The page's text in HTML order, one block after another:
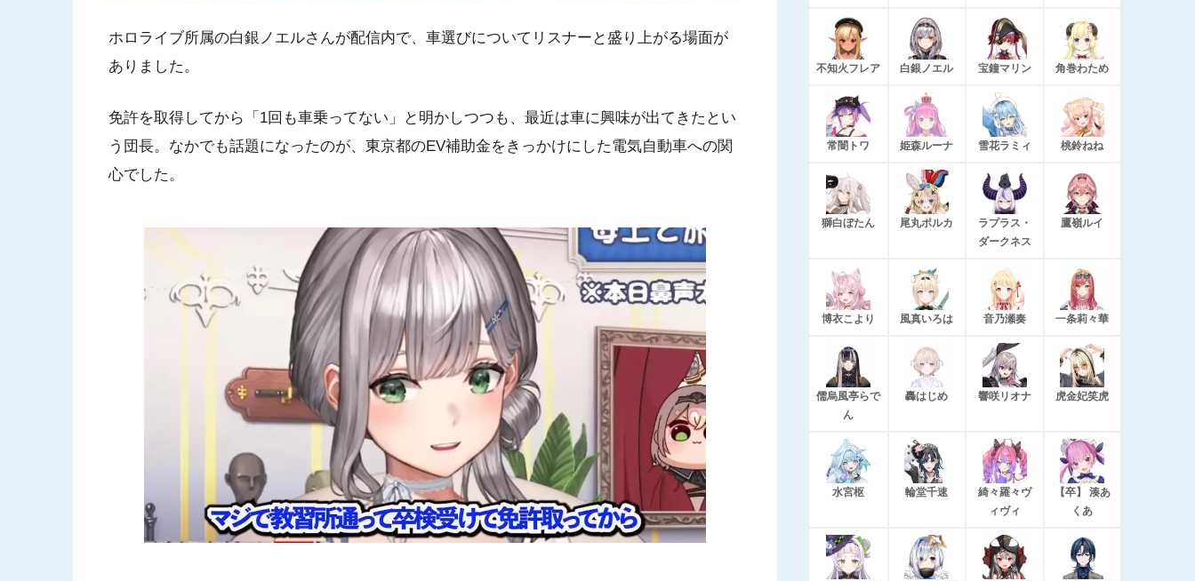
ホロライブ所属の白銀ノエルさんが配信内で、車選びについてリスナーと盛り上がる場面が
ありました。
免許を取得してから「1回も車乗ってない」と明かしつつも、最近は車に興味が出てきたとい
う団長。なかでも話題になったのが、東京都のEV補助金をきっかけにした電気自動車への関
心でした。
不知火フレア 白銀ノエル 宝鐘マリン 角巻わため
常闇トワ 姫森ルーナ 雪花ラミィ 桃鈴ねね
獅白ぼたん 尾丸ポルカ
ラプラス・
ダークネス
鷹嶺ルイ
博衣こより 風真いろは 音乃瀬奏 一条莉々華
儒烏風亭らで
ん
轟はじめ 響咲リオナ 虎金妃笑虎
水宮枢 輪堂千速
綺々羅々ヴ
ィヴィ
【卒】 湊あ
くあ